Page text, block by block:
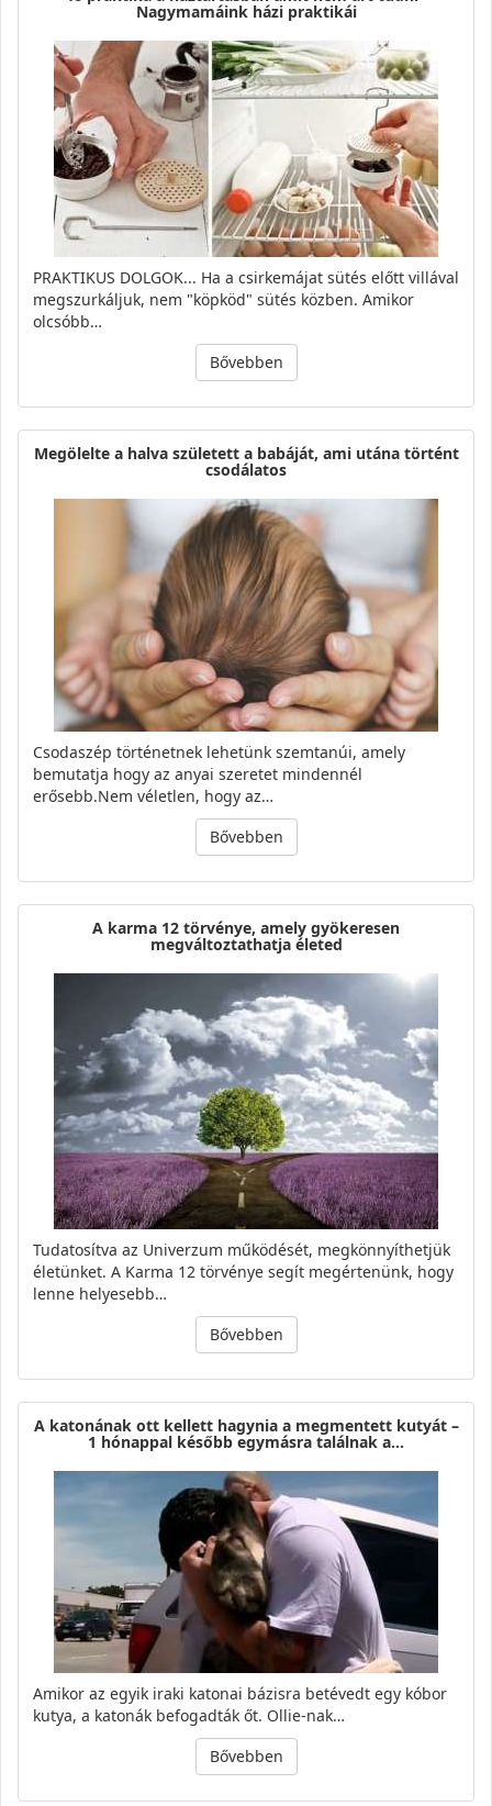
Nagymamáink házi praktikái
PRAKTIKUS DOLGOK... Ha a csirkemájat sütés előtt villával
megszurkáljuk, nem "köpköd" sütés közben. Amikor
olcsóbb…
Bővebben
Megölelte a halva született a babáját, ami utána történt
csodálatos
Csodaszép történetnek lehetünk szemtanúi, amely
bemutatja hogy az anyai szeretet mindennél
erősebb.Nem véletlen, hogy az…
Bővebben
A karma 12 törvénye, amely gyökeresen
megváltoztathatja életed
Tudatosítva az Univerzum működését, megkönnyíthetjük
életünket. A Karma 12 törvénye segít megértenünk, hogy
lenne helyesebb…
Bővebben
A katonának ott kellett hagynia a megmentett kutyát –
1 hónappal később egymásra találnak a…
Amikor az egyik iraki katonai bázisra betévedt egy kóbor
kutya, a katonák befogadták őt. Ollie-nak…
Bővebben